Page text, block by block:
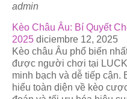
admin
Kèo Châu Âu: Bí Quyết
2025 diciembre 12, 2025
Kèo châu Âu phổ biến
được người chơi tại
minh bạch và dễ tiếp cận.
hiểu toàn diện về kèo